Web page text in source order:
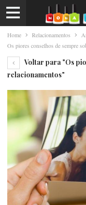
Home Relacionamentos
Os piores conselhos de sempre
Voltar para "Os
relacionamentos"